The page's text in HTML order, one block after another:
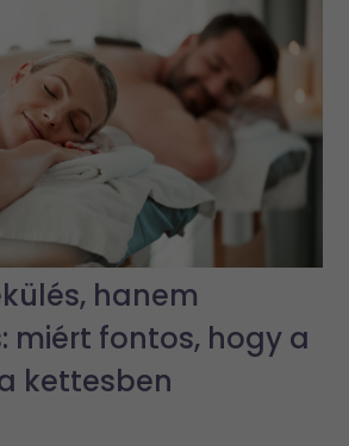
hanem
miért fontos, hogy a
kettesben